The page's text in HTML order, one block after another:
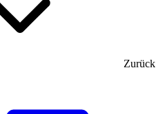
Zurück